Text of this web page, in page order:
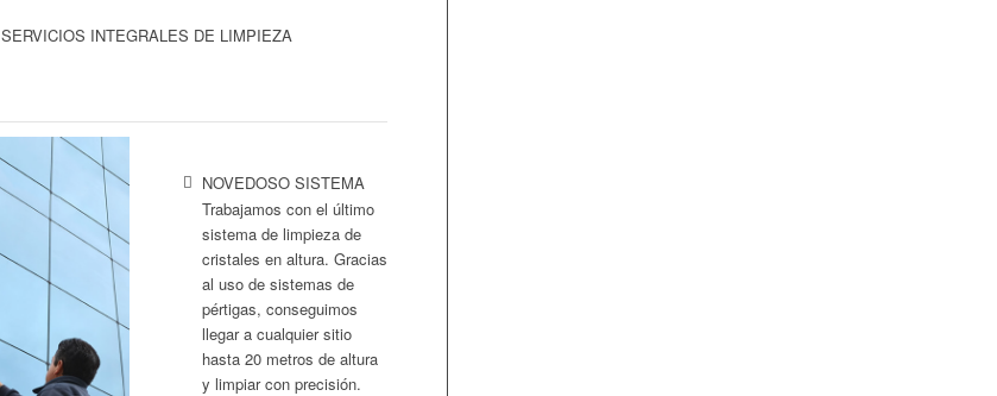
NOVEDOSO SISTEMA
Trabajamos con el último
sistema de limpieza de
cristales en altura. Gracias
al uso de sistemas de
pértigas, conseguimos
llegar a cualquier sitio
hasta 20 metros de altura
y limpiar con precisión.
SERVICIOS INTEGRALES DE LIMPIEZA